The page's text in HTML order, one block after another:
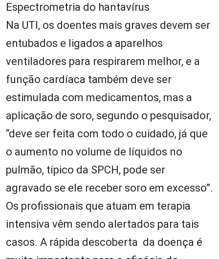
Espectrometria do hantavírus
Na UTI, os doentes mais graves devem ser
entubados e ligados a aparelhos
ventiladores para respirarem melhor, e a
função cardíaca também deve ser
estimulada com medicamentos, mas a
aplicação de soro, segundo o pesquisador,
“deve ser feita com todo o cuidado, já que
o aumento no volume de líquidos no
pulmão, típico da SPCH, pode ser
agravado se ele receber soro em excesso”.
Os profissionais que atuam em terapia
intensiva vêm sendo alertados para tais
casos. A rápida descoberta da doença é